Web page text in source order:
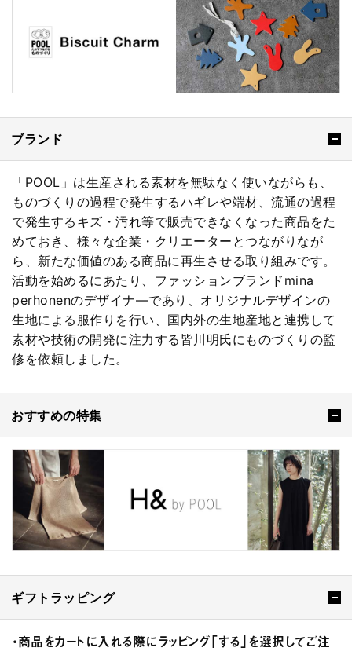
ブランド
「POOL」は生産される素材を無駄なく使いながらも、
ものづくりの過程で発生するハギレや端材、流通の過程
で発生するキズ・汚れ等で販売できなくなった商品をた
めておき、様々な企業・クリエーターとつながりなが
ら、新たな価値のある商品に再生させる取り組みです。
活動を始めるにあたり、ファッションブランドmina
perhonenのデザイナ―であり、オリジナルデザインの
生地による服作りを行い、国内外の生地産地と連携して
素材や技術の開発に注力する皆川明氏にものづくりの監
修を依頼しました。
おすすめの特集
ギフトラッピング
・商品をカートに入れる際にラッピング「する」を選択してご注